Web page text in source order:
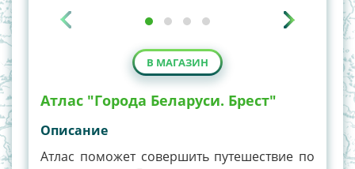
В МАГАЗИН
Атлас "Города Беларуси. Брест"
Описание
Атлас поможет совершить путешествие по